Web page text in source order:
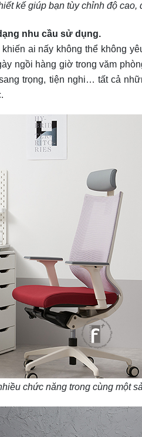
kế giúp bạn tùy chỉnh độ cao,
nhu cầu sử dụng.
ai nấy không thể không
ngồi hàng giờ trong văm
trọng, tiện nghi… tất cả
chức năng trong cùng một